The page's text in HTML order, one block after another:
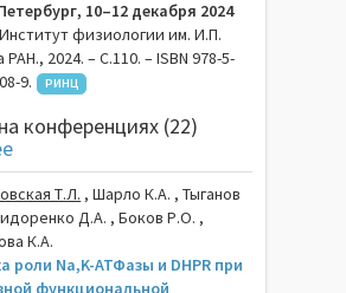
10–12 декабря 2024
физиологии им. И.П.
РАН., 2024. – C.110. – ISBN 978-5-
9.
РИНЦ
конференциях (22)
Т.Л. , Шарло К.А. , Тыганов
Д.А. , Боков Р.О. ,
К.А.
роли Na,K-АТФазы и DHPR при
функциональной